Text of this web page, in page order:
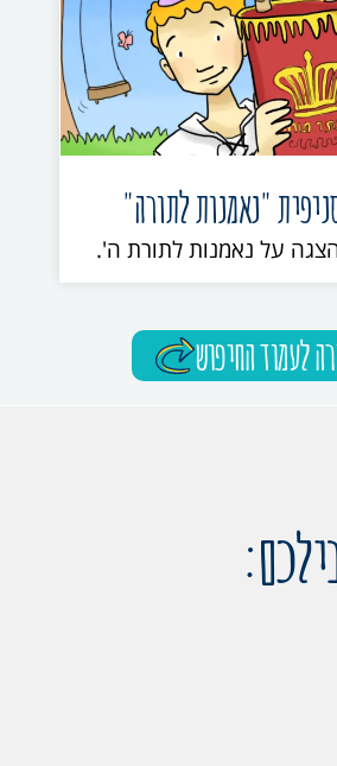
"נאמנות לתורה"
על נאמנות לתורת ה'.
לעמוד החיפוש